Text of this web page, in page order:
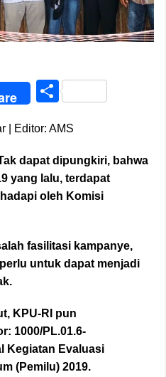
Share
| Editor: AMS
dapat dipungkiri, bahwa
yang lalu, terdapat
oleh Komisi
fasilitasi kampanye,
untuk dapat menjadi
KPU-RI pun
1000/PL.01.6-
Kegiatan Evaluasi
(Pemilu) 2019.